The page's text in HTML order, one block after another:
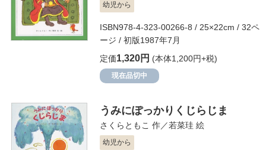
幼児から
ISBN978-4-323-00266-8 / 25×22cm / 32ペ
ージ / 初版1987年7月
定価1,320円 (本体1,200円+税)
現在品切中
うみにぽっかりくじらじま
さくらともこ 作／若菜珪 絵
幼児から